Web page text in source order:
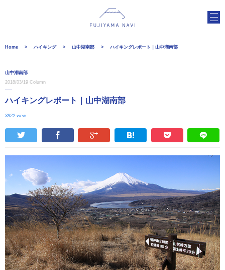
Home ハイキング 山中湖南部 ハイキングレポート｜山中湖南部
山中湖南部
2018/03/19 Column
ハイキングレポート｜山中湖南部
3822 view